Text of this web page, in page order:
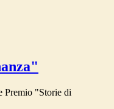
Premio "Storie di